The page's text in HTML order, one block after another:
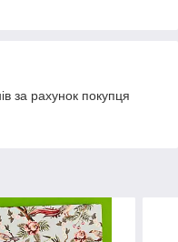
за рахунок покупця